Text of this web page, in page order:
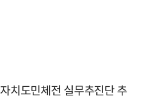
도민체전 실무추진단 추